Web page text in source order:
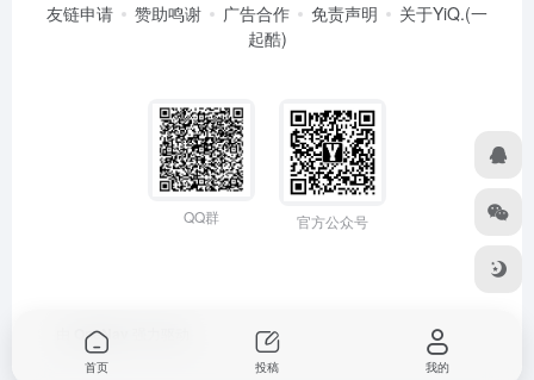
友链申请 赞助鸣谢 广告合作 免责声明
关于YiQ.(一
起酷)
QQ群 官方公众号
OneNav
首页 投稿 我的